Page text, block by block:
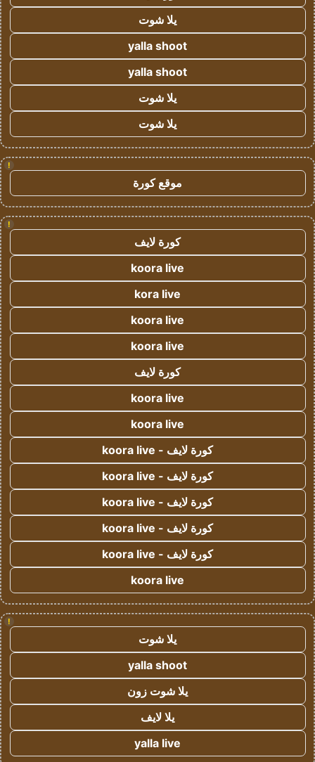
يلا شوت
yalla shoot
yalla shoot
يلا شوت
يلا شوت
!
موقع كورة
!
كورة لايف
koora live
kora live
koora live
koora live
كورة لايف
koora live
koora live
كورة لايف - koora live
كورة لايف - koora live
كورة لايف - koora live
كورة لايف - koora live
كورة لايف - koora live
koora live
!
يلا شوت
yalla shoot
يلا شوت زون
يلا لايف
yalla live